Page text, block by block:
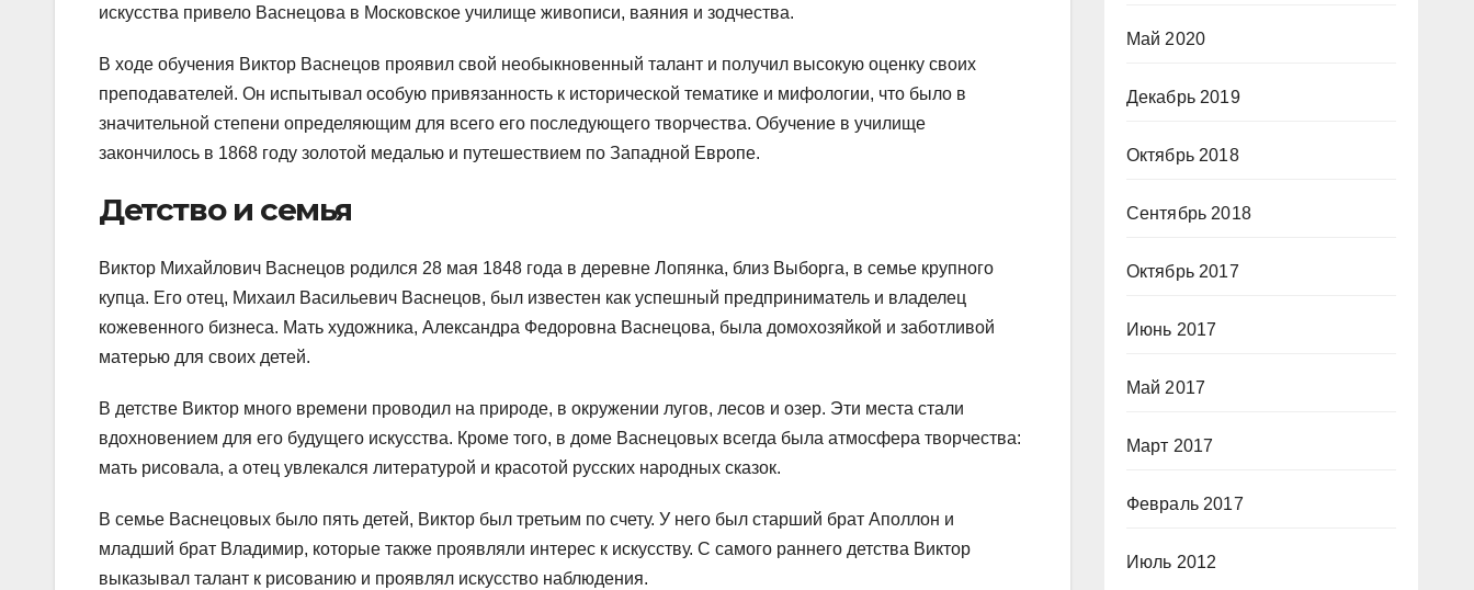
искусства привело Васнецова в Московское училище живописи, ваяния и зодчества.
В ходе обучения Виктор Васнецов проявил свой необыкновенный талант и получил высокую оценку своих
преподавателей. Он испытывал особую привязанность к исторической тематике и мифологии, что было в
значительной степени определяющим для всего его последующего творчества. Обучение в училище
закончилось в 1868 году золотой медалью и путешествием по Западной Европе.
Детство и семья
Виктор Михайлович Васнецов родился 28 мая 1848 года в деревне Лопянка, близ Выборга, в семье крупного
купца. Его отец, Михаил Васильевич Васнецов, был известен как успешный предприниматель и владелец
кожевенного бизнеса. Мать художника, Александра Федоровна Васнецова, была домохозяйкой и заботливой
матерью для своих детей.
В детстве Виктор много времени проводил на природе, в окружении лугов, лесов и озер. Эти места стали
вдохновением для его будущего искусства. Кроме того, в доме Васнецовых всегда была атмосфера творчества:
мать рисовала, а отец увлекался литературой и красотой русских народных сказок.
В семье Васнецовых было пять детей, Виктор был третьим по счету. У него был старший брат Аполлон и
младший брат Владимир, которые также проявляли интерес к искусству. С самого раннего детства Виктор
выказывал талант к рисованию и проявлял искусство наблюдения.
Май 2020
Декабрь 2019
Октябрь 2018
Сентябрь 2018
Октябрь 2017
Июнь 2017
Май 2017
Март 2017
Февраль 2017
Июль 2012